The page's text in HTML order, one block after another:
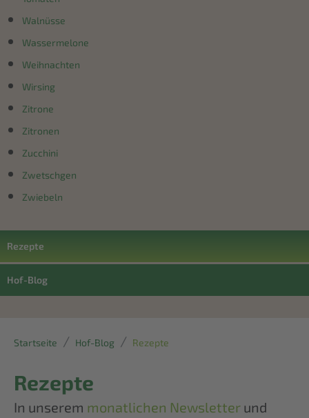
Walnüsse
Wassermelone
Weihnachten
Wirsing
Zitrone
Zitronen
Zucchini
Zwetschgen
Zwiebeln
Rezepte
Hof-Blog
Startseite Hof-Blog Rezepte
Rezepte
In unserem monatlichen Newsletter und